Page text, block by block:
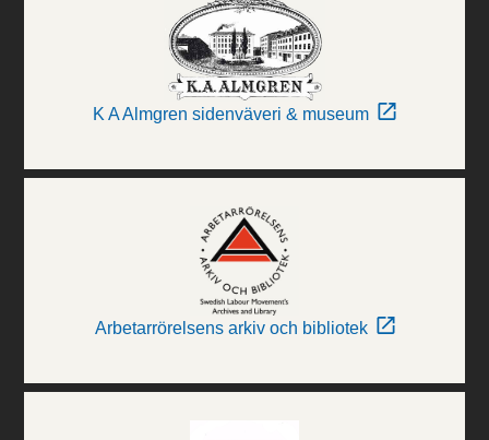
K A Almgren sidenväveri & museum
Arbetarrörelsens arkiv och bibliotek